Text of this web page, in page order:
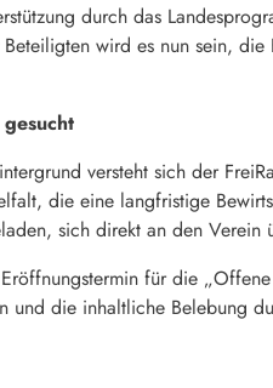
durch das
wird es nun sein, die
versteht sich der
die eine langfristige
sich direkt an den Verein
für die
und die inhaltliche Belebung